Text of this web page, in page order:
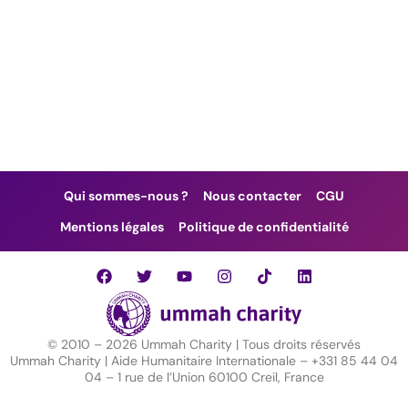
Qui sommes-nous ? Nous contacter
CGU
Mentions légales
Politique de confidentialité
F
a
c
e
b
o
o
k
T
w
i
t
t
e
r
Y
o
t
b
e
I
n
t
g
r
a
T
i
t
k
L
i
d
i
n
© 2010 – 2026 Ummah Charity | Tous droits réservés
Ummah Charity | Aide Humanitaire Internationale – +331 85 44 04
04 – 1 rue de l’Union 60100 Creil, France